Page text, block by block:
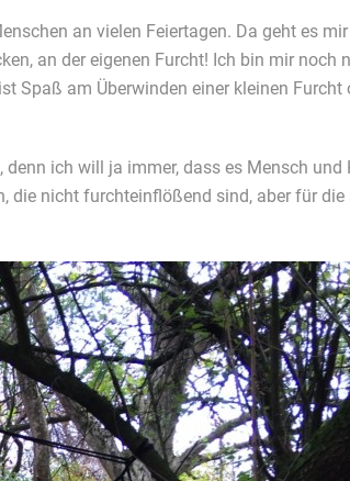
an vielen Feiertagen. Da geht es
an der eigenen Furcht! Ich bin mir noch
Spaß am Überwinden einer kleinen Furcht
ich will ja immer, dass es Mensch und
die nicht furchteinflößend sind, aber für